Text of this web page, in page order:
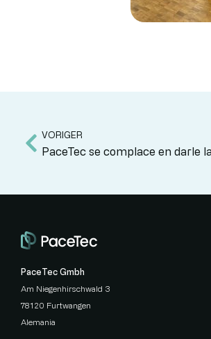
VORIGER
PaceTec se complace en darle
PaceTec Gmbh
Am Niegenhirschwald 3
78120 Furtwangen
Alemania